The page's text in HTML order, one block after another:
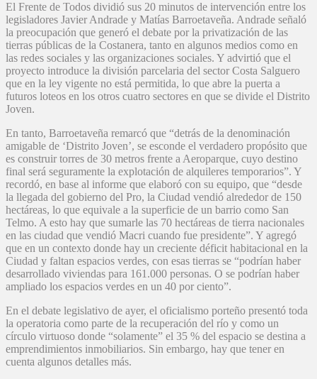
El Frente de Todos dividió sus 20 minutos de intervención entre los
legisladores Javier Andrade y Matías Barroetaveña. Andrade señaló
la preocupación que generó el debate por la privatización de las
tierras públicas de la Costanera, tanto en algunos medios como en
las redes sociales y las organizaciones sociales. Y advirtió que el
proyecto introduce la división parcelaria del sector Costa Salguero
que en la ley vigente no está permitida, lo que abre la puerta a
futuros loteos en los otros cuatro sectores en que se divide el Distrito
Joven.
En tanto, Barroetaveña remarcó que “detrás de la denominación
amigable de ‘Distrito Joven’, se esconde el verdadero propósito que
es construir torres de 30 metros frente a Aeroparque, cuyo destino
final será seguramente la explotación de alquileres temporarios”. Y
recordó, en base al informe que elaboró con su equipo, que “desde
la llegada del gobierno del Pro, la Ciudad vendió alrededor de 150
hectáreas, lo que equivale a la superficie de un barrio como San
Telmo. A esto hay que sumarle las 70 hectáreas de tierra nacionales
en las ciudad que vendió Macri cuando fue presidente”. Y agregó
que en un contexto donde hay un creciente déficit habitacional en la
Ciudad y faltan espacios verdes, con esas tierras se “podrían haber
desarrollado viviendas para 161.000 personas. O se podrían haber
ampliado los espacios verdes en un 40 por ciento”.
En el debate legislativo de ayer, el oficialismo porteño presentó toda
la operatoria como parte de la recuperación del río y como un
círculo virtuoso donde “solamente” el 35 % del espacio se destina a
emprendimientos inmobiliarios. Sin embargo, hay que tener en
cuenta algunos detalles más.